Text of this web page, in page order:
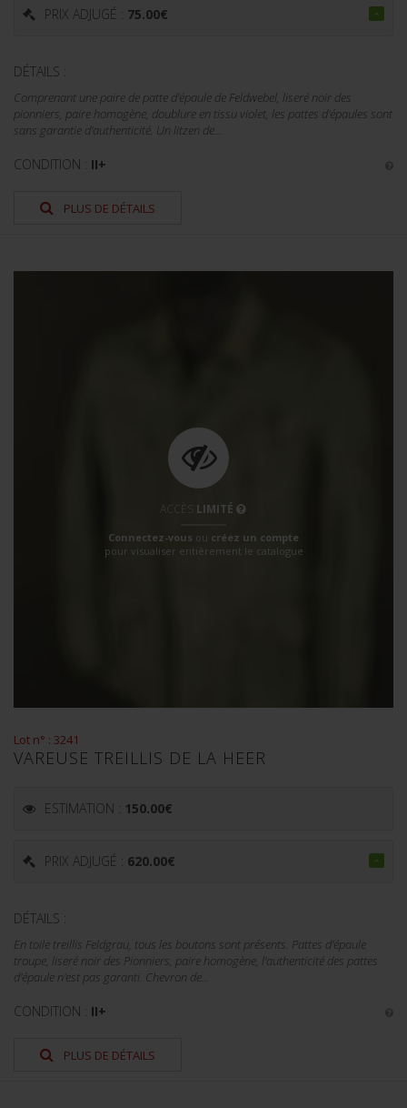
PRIX ADJUGÉ : 75.00€
DÉTAILS :
Comprenant une paire de patte d'épaule de Feldwebel, liseré noir des
pionniers, paire homogène, doublure en tissu violet, les pattes d'épaules sont
sans garantie d'authenticité. Un litzen de...
CONDITION : II+
PLUS DE DÉTAILS
ACCÈS LIMITÉ
Connectez-vous ou créez un compte
pour visualiser entièrement le catalogue
Lot n° : 3241
VAREUSE TREILLIS DE LA HEER
ESTIMATION : 150.00€
PRIX ADJUGÉ : 620.00€
DÉTAILS :
En toile treillis Feldgrau, tous les boutons sont présents. Pattes d'épaule
troupe, liseré noir des Pionniers, paire homogène, l'authenticité des pattes
d'épaule n'est pas garanti. Chevron de...
CONDITION : II+
PLUS DE DÉTAILS